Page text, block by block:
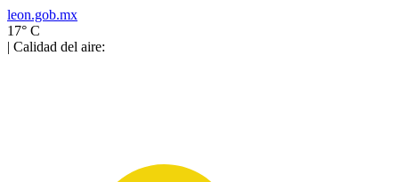
leon.gob.mx
17° C
| Calidad del aire: